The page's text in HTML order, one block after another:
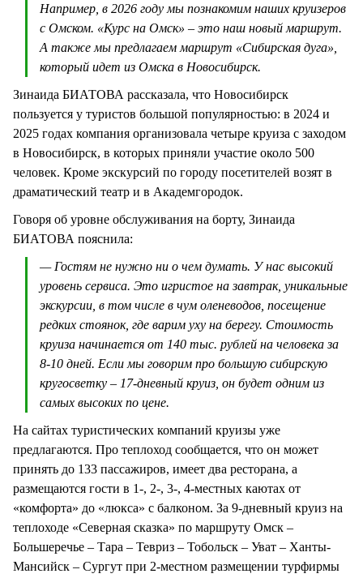
Например, в 2026 году мы познакомим наших круизеров
с Омском. «Курс на Омск» – это наш новый маршрут.
А также мы предлагаем маршрут «Сибирская дуга»,
который идет из Омска в Новосибирск.
Зинаида БИАТОВА рассказала, что Новосибирск
пользуется у туристов большой популярностью: в 2024 и
2025 годах компания организовала четыре круиза с заходом
в Новосибирск, в которых приняли участие около 500
человек. Кроме экскурсий по городу посетителей возят в
драматический театр и в Академгородок.
Говоря об уровне обслуживания на борту, Зинаида
БИАТОВА пояснила:
— Гостям не нужно ни о чем думать. У нас высокий
уровень сервиса. Это игристое на завтрак, уникальные
экскурсии, в том числе в чум оленеводов, посещение
редких стоянок, где варим уху на берегу. Стоимость
круиза начинается от 140 тыс. рублей на человека за
8-10 дней. Если мы говорим про большую сибирскую
кругосветку – 17-дневный круиз, он будет одним из
самых высоких по цене.
На сайтах туристических компаний круизы уже
предлагаются. Про теплоход сообщается, что он может
принять до 133 пассажиров, имеет два ресторана, а
размещаются гости в 1-, 2-, 3-, 4-местных каютах от
«комфорта» до «люкса» с балконом. За 9-дневный круиз на
теплоходе «Северная сказка» по маршруту Омск –
Большеречье – Тара – Тевриз – Тобольск – Уват – Ханты-
Мансийск – Сургут при 2-местном размещении турфирмы